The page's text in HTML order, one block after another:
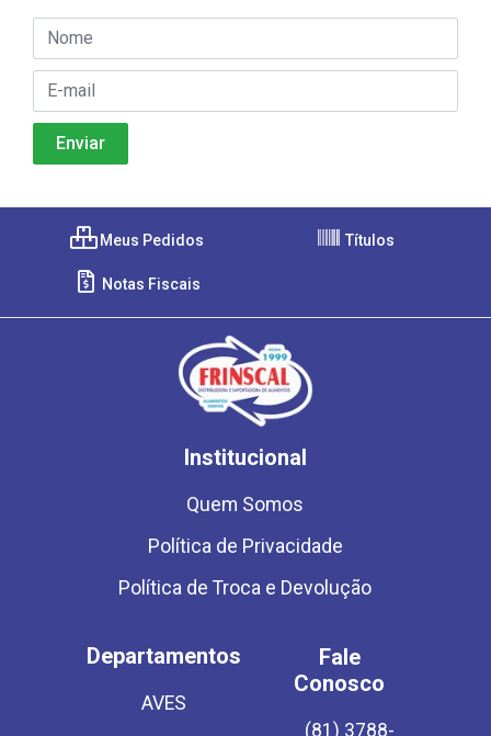
Meus Pedidos Títulos
Notas Fiscais
Institucional
Quem Somos
Política de Privacidade
Política de Troca e Devolução
Departamentos
AVES
Fale
Conosco
(81) 3788-